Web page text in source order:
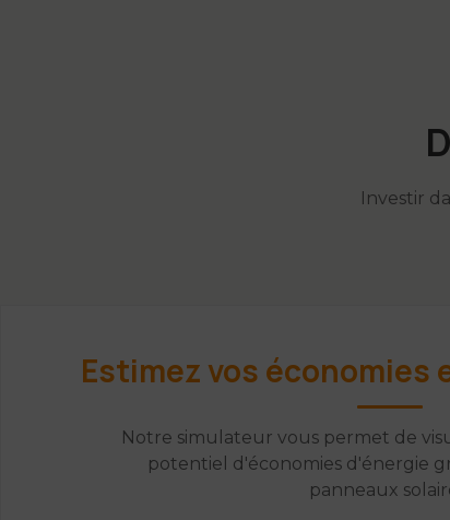
Investir
Estimez vos économies
Notre simulateur vous permet de
potentiel d'économies d'énergie
panneaux